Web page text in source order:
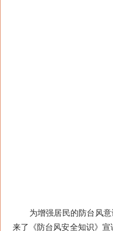
为增强居民的防台风意识
来了《防台风安全知识》